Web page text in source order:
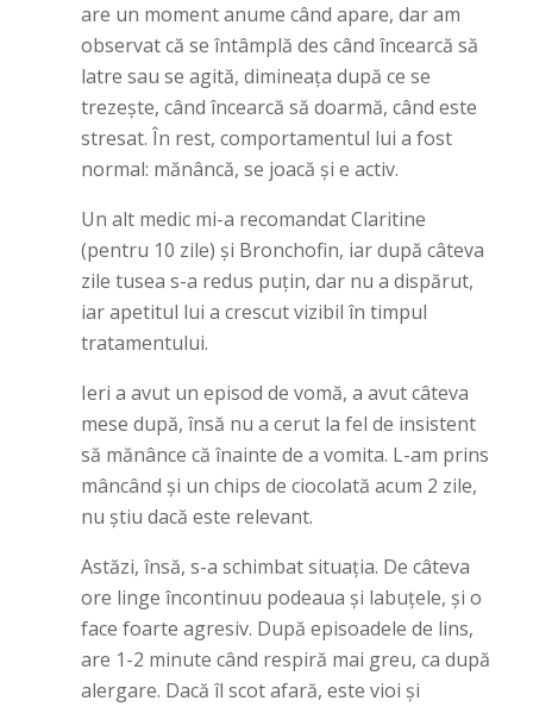
are un moment anume când apare, dar am
observat că se întâmplă des când încearcă să
latre sau se agită, dimineața după ce se
trezește, când încearcă să doarmă, când este
stresat. În rest, comportamentul lui a fost
normal: mănâncă, se joacă și e activ.
Un alt medic mi-a recomandat Claritine
(pentru 10 zile) și Bronchofin, iar după câteva
zile tusea s-a redus puțin, dar nu a dispărut,
iar apetitul lui a crescut vizibil în timpul
tratamentului.
Ieri a avut un episod de vomă, a avut câteva
mese după, însă nu a cerut la fel de insistent
să mănânce că înainte de a vomita. L-am prins
mâncând și un chips de ciocolată acum 2 zile,
nu știu dacă este relevant.
Astăzi, însă, s-a schimbat situația. De câteva
ore linge încontinuu podeaua și labuțele, și o
face foarte agresiv. După episoadele de lins,
are 1-2 minute când respiră mai greu, ca după
alergare. Dacă îl scot afară, este vioi și